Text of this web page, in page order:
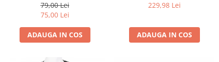
79,00 Lei
75,00 Lei
ADAUGA IN COS
229,98 Lei
ADAUGA IN COS